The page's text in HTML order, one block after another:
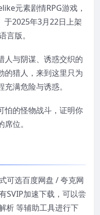
元素剧情RPG游戏，
2025年3月22日上架
言版。
与阴谋、诱惑交织的
的猎人，来到这里只为
满危险与诱惑。
怕的怪物战斗，证明你
位。
可选百度网盘 / 夸克网
SVIP加速下载，可以尝
析 等辅助工具进行下